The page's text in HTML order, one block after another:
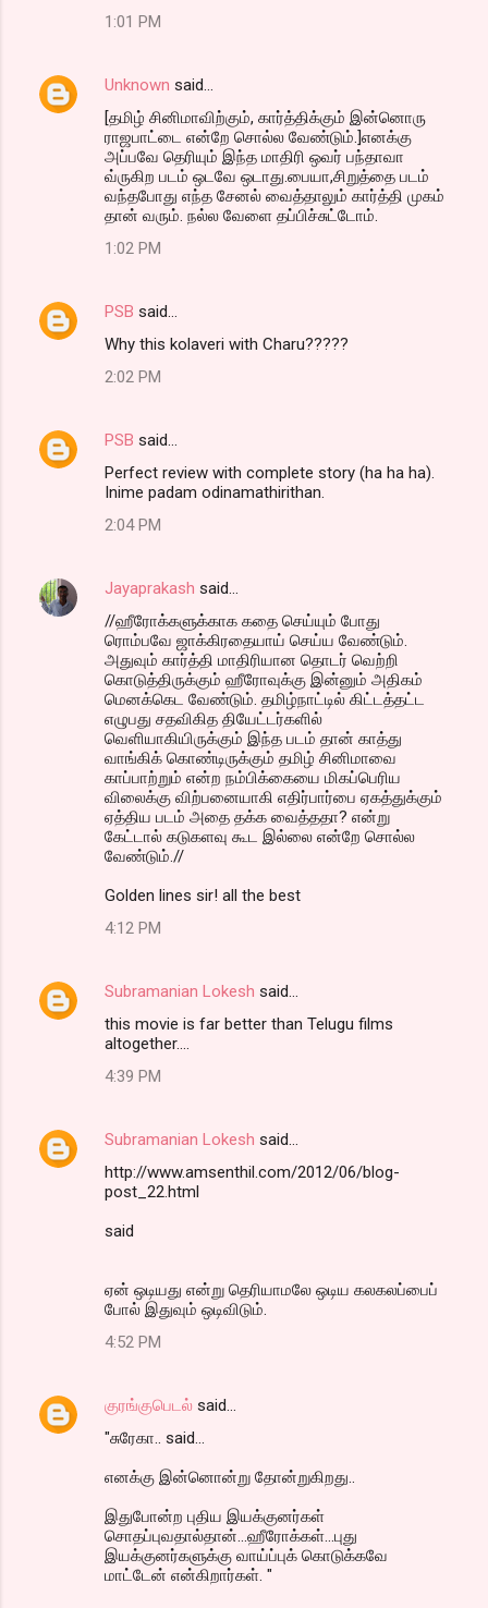
1:01 PM
Unknown said…
[தமிழ் சினிமாவிற்கும், கார்த்திக்கும் இன்னொரு
ராஜபாட்டை என்றே சொல்ல வேண்டும்.]எனக்கு
அப்பவே தெரியும் இந்த மாதிரி ஒவர் பந்தாவா
வ்ருகிற படம் ஒடவே ஒடாது.பையா,சிறுத்தை படம்
வந்தபோது எந்த சேனல் வைத்தாலும் கார்த்தி முகம்
தான் வரும். நல்ல வேளை தப்பிச்சுட்டோம்.
1:02 PM
PSB said…
Why this kolaveri with Charu?????
2:02 PM
PSB said…
Perfect review with complete story (ha ha ha).
Inime padam odinamathirithan.
2:04 PM
Jayaprakash said…
//ஹீரோக்களுக்காக கதை செய்யும் போது
ரொம்பவே ஜாக்கிரதையாய் செய்ய வேண்டும்.
அதுவும் கார்த்தி மாதிரியான தொடர் வெற்றி
கொடுத்திருக்கும் ஹீரோவுக்கு இன்னும் அதிகம்
மெனக்கெட வேண்டும். தமிழ்நாட்டில் கிட்டத்தட்ட
எழுபது சதவிகித தியேட்டர்களில்
வெளியாகியிருக்கும் இந்த படம் தான் காத்து
வாங்கிக் கொண்டிருக்கும் தமிழ் சினிமாவை
காப்பாற்றும் என்ற நம்பிக்கையை மிகப்பெரிய
விலைக்கு விற்பனையாகி எதிர்பார்பை ஏகத்துக்கும்
ஏத்திய படம் அதை தக்க வைத்ததா? என்று
கேட்டால் கடுகளவு கூட இல்லை என்றே சொல்ல
வேண்டும்.//
Golden lines sir! all the best
4:12 PM
Subramanian Lokesh said…
this movie is far better than Telugu films
altogether....
4:39 PM
Subramanian Lokesh said…
http://www.amsenthil.com/2012/06/blog-
post_22.html
said
ஏன் ஒடியது என்று தெரியாமலே ஒடிய கலகலப்பைப்
போல் இதுவும் ஒடிவிடும்.
4:52 PM
குரங்குபெடல் said…
"சுரேகா.. said...
எனக்கு இன்னொன்று தோன்றுகிறது..
இதுபோன்ற புதிய இயக்குனர்கள்
சொதப்புவதால்தான்...ஹீரோக்கள்...புது
இயக்குனர்களுக்கு வாய்ப்புக் கொடுக்கவே
மாட்டேன் என்கிறார்கள். "